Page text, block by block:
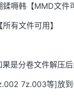
嗕韩【MMD文件
有文件可用】
是分卷文件解压
7z.003等]放